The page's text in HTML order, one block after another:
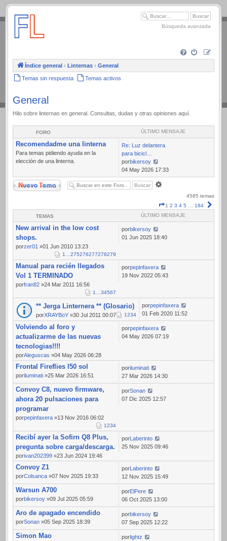
.
Búsqueda avanzada
Índice general ‹ Linternas ‹ General
Temas sin respuesta Temas activos
General
Hilo sobre linternas en general. Consultas, dudas y otras opiniones aquí.
FORO ÚLTIMO MENSAJE
Recomendadme una linterna
Para temas pidiendo ayuda en la
elección de una linterna.
Re: Luz delantera
para bicicl…
porbikersoy
Ver
último
mensaje
04 May 2026 17:33
Nuevo Tema
4585 temas
Página
1
1 2 3 4 5 … 184
TEMAS ÚLTIMO MENSAJE
New arrival in the low cost
shops.
porzer01 »01 Jun 2010 13:23
1…275276277278279
porbikersoy
01 Jun 2025 18:40
Manual para recién llegados
Vol 1 TERMINADO
porfran82 »24 Mar 2011 16:56
1…34567
porpepinfaxera
19 Nov 2022 05:43
** Jerga Linternera ** (Glosario)
porXRAYBoY »30 Jul 2011 00:07 1234
porpepinfaxera
01 Feb 2020 11:52
Volviendo al foro y
actualizarme de las nuevas
tecnologias!!!!
porAleguscas »04 May 2026 06:28
porpepinfaxera
04 May 2026 07:19
Frontal Fireflies l50 sol
poriluminati »25 Mar 2026 16:51
poriluminati
27 Mar 2026 14:30
Convoy C8, nuevo firmware,
ahora 20 pulsaciones para
programar
porpepinfaxera »13 Nov 2016 06:02
1234
porSonan
07 Dic 2025 12:57
Recibí ayer la Sofirn Q8 Plus,
pregunta sobre carga/descarga.
porivan202399 »23 Jun 2024 19:46
por Laberinto
25 Nov 2025 09:46
Convoy Z1
porColsanca »07 Nov 2025 19:33
por Laberinto
12 Nov 2025 15:49
Warsun A700
porbikersoy »09 Jul 2025 05:59
porElPere
06 Oct 2025 13:00
Aro de apagado encendido
porSonan »05 Sep 2025 18:39
porbikersoy
07 Sep 2025 12:22
Simon Mao porlightz